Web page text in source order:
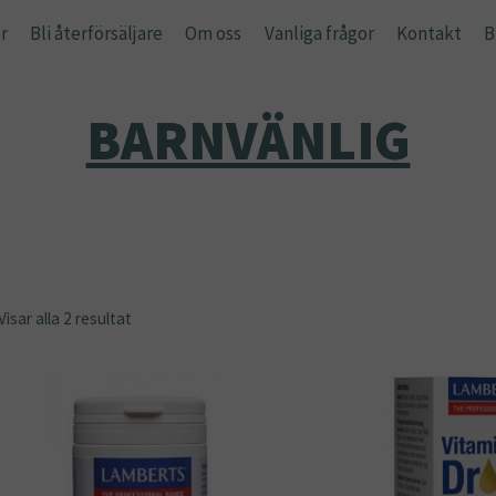
Bli återförsäljare Om oss Vanliga frågor Kontakt
BARNVÄNLIG
alla 2 resultat